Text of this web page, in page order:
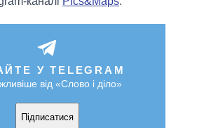
У TELEGRAM
від «Слово і діло»
Підписатися